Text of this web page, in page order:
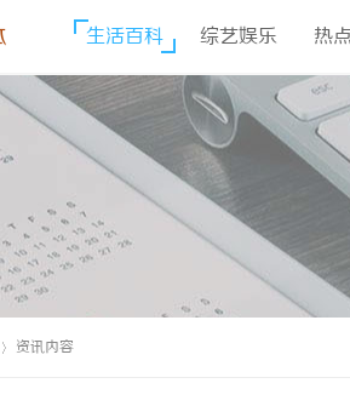
生活百科 综艺娱乐 热
资讯内容